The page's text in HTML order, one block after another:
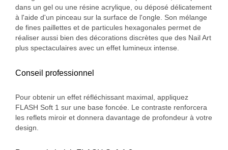
dans un gel ou une résine acrylique, ou déposé délicatement
à l'aide d'un pinceau sur la surface de l'ongle. Son mélange
de fines paillettes et de particules hexagonales permet de
réaliser aussi bien des décorations discrètes que des Nail Art
plus spectaculaires avec un effet lumineux intense.
Conseil professionnel
Pour obtenir un effet réfléchissant maximal, appliquez
FLASH Soft 1 sur une base foncée. Le contraste renforcera
les reflets miroir et donnera davantage de profondeur à votre
design.